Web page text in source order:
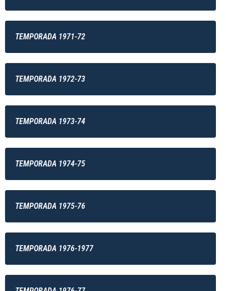
TEMPORADA 1971-72
TEMPORADA 1972-73
TEMPORADA 1973-74
TEMPORADA 1974-75
TEMPORADA 1975-76
TEMPORADA 1976-1977